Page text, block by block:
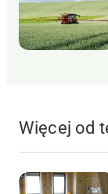
Więcej od